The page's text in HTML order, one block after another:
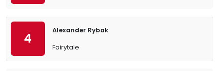
4
Alexander Rybak
Fairytale